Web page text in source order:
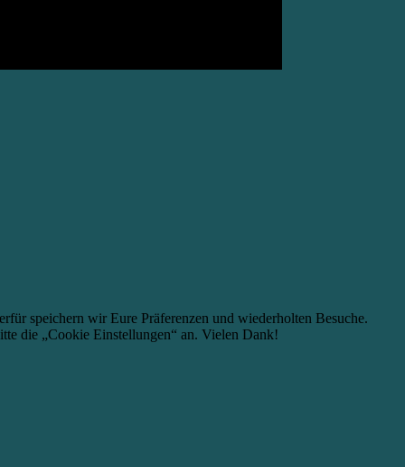
speichern wir Eure Präferenzen und wiederholten Besuche.
die „Cookie Einstellungen“ an. Vielen Dank!